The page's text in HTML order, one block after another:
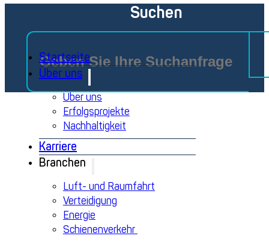
Startseite
Über uns
Über uns
Erfolgsprojekte
Nachhaltigkeit
Karriere
Branchen
Luft- und Raumfahrt
Verteidigung
Energie
Schienenverkehr
Suchen